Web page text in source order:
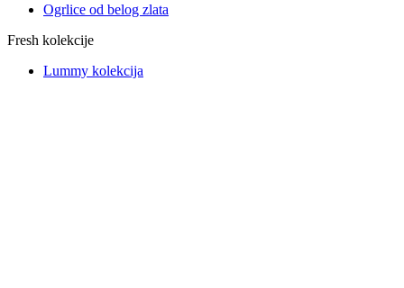
Ogrlice od belog zlata
Fresh kolekcije
Lummy kolekcija